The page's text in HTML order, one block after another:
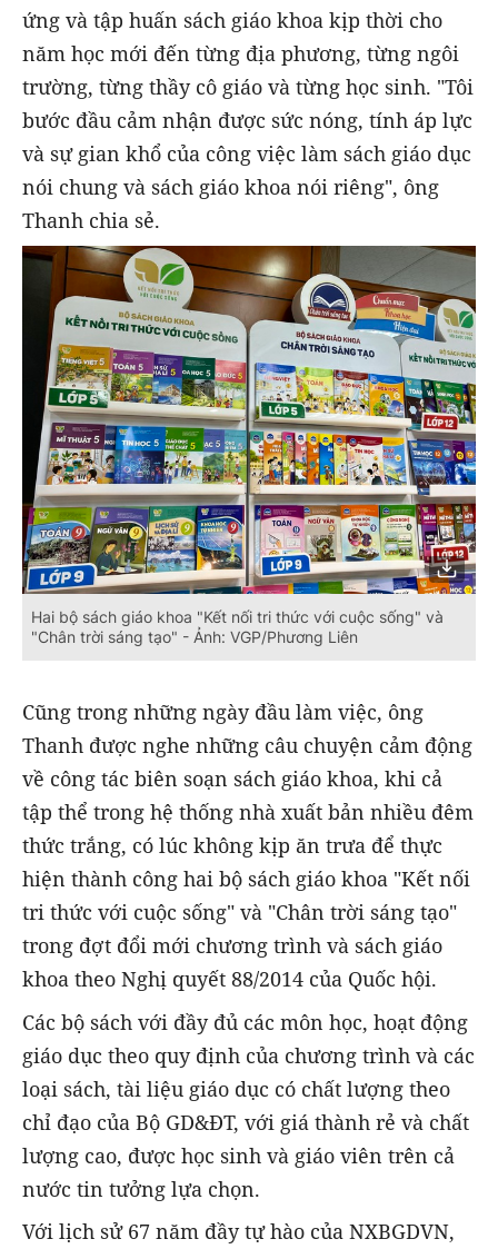
ứng và tập huấn sách giáo khoa kịp thời cho
năm học mới đến từng địa phương, từng ngôi
trường, từng thầy cô giáo và từng học sinh. "Tôi
bước đầu cảm nhận được sức nóng, tính áp lực
và sự gian khổ của công việc làm sách giáo dục
nói chung và sách giáo khoa nói riêng", ông
Thanh chia sẻ.
Hai bộ sách giáo khoa "Kết nối tri thức với cuộc sống" và
"Chân trời sáng tạo" - Ảnh: VGP/Phương Liên
Cũng trong những ngày đầu làm việc, ông
Thanh được nghe những câu chuyện cảm động
về công tác biên soạn sách giáo khoa, khi cả
tập thể trong hệ thống nhà xuất bản nhiều đêm
thức trắng, có lúc không kịp ăn trưa để thực
hiện thành công hai bộ sách giáo khoa "Kết nối
tri thức với cuộc sống" và "Chân trời sáng tạo"
trong đợt đổi mới chương trình và sách giáo
khoa theo Nghị quyết 88/2014 của Quốc hội.
Các bộ sách với đầy đủ các môn học, hoạt động
giáo dục theo quy định của chương trình và các
loại sách, tài liệu giáo dục có chất lượng theo
chỉ đạo của Bộ GD&ĐT, với giá thành rẻ và chất
lượng cao, được học sinh và giáo viên trên cả
nước tin tưởng lựa chọn.
Với lịch sử 67 năm đầy tự hào của NXBGDVN,